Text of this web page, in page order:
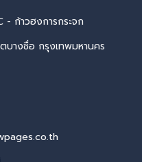
- ก้าวฮงการกระจก
บางซื่อ กรุงเทพมหานคร